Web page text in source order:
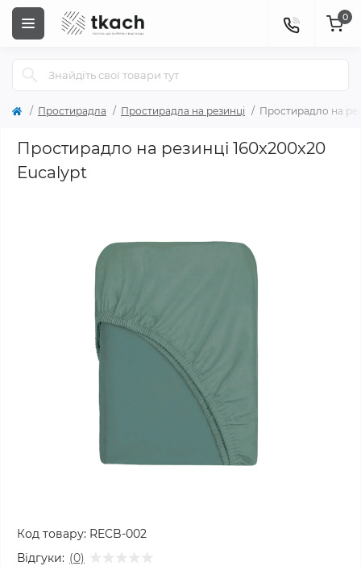
0
Простирадла Простирадла на резинці Простирадло на
Простирадло на резинці 160x200x20
Eucalypt
Код товару: RECB-002
Відгуки: (0)